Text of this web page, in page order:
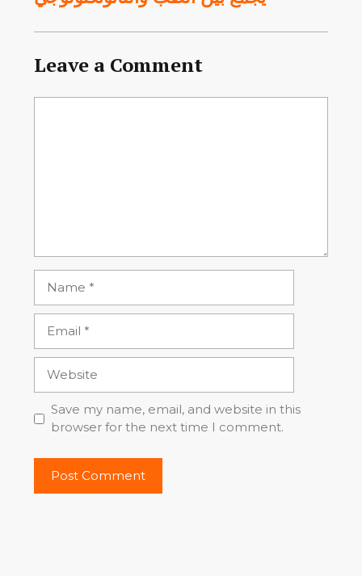
Leave a Comment
Save my name, email, and website in this
browser for the next time I comment.